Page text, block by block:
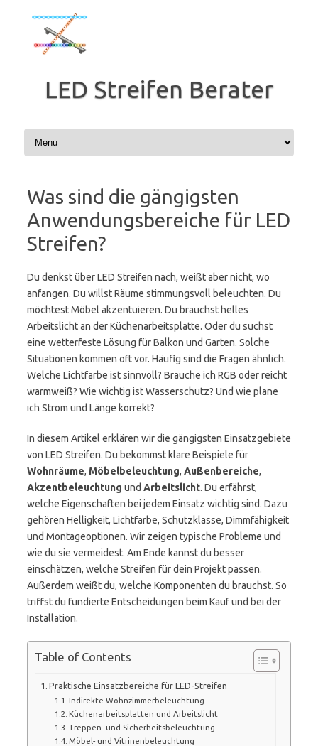
Inhalt
LED Streifen Berater
Was sind die gängigsten
Anwendungsbereiche für LED
Streifen?
Du denkst über LED Streifen nach, weißt aber nicht, wo
anfangen. Du willst Räume stimmungsvoll beleuchten. Du
möchtest Möbel akzentuieren. Du brauchst helles
Arbeitslicht an der Küchenarbeitsplatte. Oder du suchst
eine wetterfeste Lösung für Balkon und Garten. Solche
Situationen kommen oft vor. Häufig sind die Fragen ähnlich.
Welche Lichtfarbe ist sinnvoll? Brauche ich RGB oder reicht
warmweiß? Wie wichtig ist Wasserschutz? Und wie plane
ich Strom und Länge korrekt?
In diesem Artikel erklären wir die gängigsten Einsatzgebiete
von LED Streifen. Du bekommst klare Beispiele für
Wohnräume, Möbelbeleuchtung, Außenbereiche,
Akzentbeleuchtung und Arbeitslicht. Du erfährst,
welche Eigenschaften bei jedem Einsatz wichtig sind. Dazu
gehören Helligkeit, Lichtfarbe, Schutzklasse, Dimmfähigkeit
und Montageoptionen. Wir zeigen typische Probleme und
wie du sie vermeidest. Am Ende kannst du besser
einschätzen, welche Streifen für dein Projekt passen.
Außerdem weißt du, welche Komponenten du brauchst. So
triffst du fundierte Entscheidungen beim Kauf und bei der
Installation.
Table of Contents
Praktische Einsatzbereiche für LED-Streifen
Indirekte Wohnzimmerbeleuchtung
Küchenarbeitsplatten und Arbeitslicht
Treppen- und Sicherheitsbeleuchtung
Möbel- und Vitrinenbeleuchtung